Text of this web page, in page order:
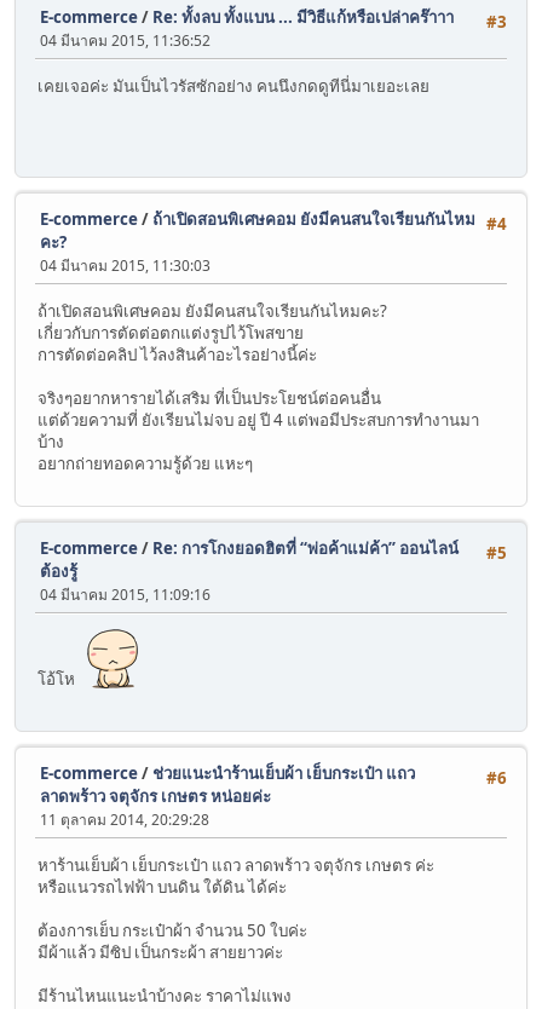
#3
E-commerce/ Re: ทั้งลบ ทั้งแบน ... มีวิธีแก้หรือเปล่าคร๊าาา
04 มีนาคม 2015, 11:36:52
เคยเจอค่ะ มันเป็นไวรัสซักอย่าง คนนึงกดดูทีนี่มาเยอะเลย
#4
E-commerce/ ถ้าเปิดสอนพิเศษคอม ยังมีคนสนใจเรียนกันไหม
คะ?
04 มีนาคม 2015, 11:30:03
ถ้าเปิดสอนพิเศษคอม ยังมีคนสนใจเรียนกันไหมคะ?
เกี่ยวกับการตัดต่อตกแต่งรูปไว้โพสขาย
การตัดต่อคลิป ไว้ลงสินค้าอะไรอย่างนี้ค่ะ
จริงๆอยากหารายได้เสริม ที่เป็นประโยชน์ต่อคนอื่น
แต่ด้วยความที่ ยังเรียนไม่จบ อยู่ ปี 4 แต่พอมีประสบการทำงานมา
บ้าง
อยากถ่ายทอดความรู้ด้วย แหะๆ
#5
E-commerce/ Re: การโกงยอดฮิตที่ “พ่อค้าแม่ค้า” ออนไลน์
ต้องรู้
04 มีนาคม 2015, 11:09:16
โอ้โห
#6
E-commerce/ ช่วยแนะนำร้านเย็บผ้า เย็บกระเป๋า แถว
ลาดพร้าว จตุจักร เกษตร หน่อยค่ะ
11 ตุลาคม 2014, 20:29:28
หาร้านเย็บผ้า เย็บกระเป๋า แถว ลาดพร้าว จตุจักร เกษตร ค่ะ
หรือแนวรถไฟฟ้า บนดิน ใต้ดิน ได้ค่ะ
ต้องการเย็บ กระเป๋าผ้า จำนวน 50 ใบค่ะ
มีผ้าแล้ว มีซิป เป็นกระผ้า สายยาวค่ะ
มีร้านไหนแนะนำบ้างคะ ราคาไม่แพง